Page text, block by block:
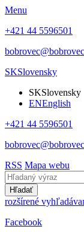
Menu
+421 44 5596501
SKSlovensky
SKSlovensky
ENEnglish
+421 44 5596501
RSS Mapa webu
Hľadať
rozšírené
Facebook